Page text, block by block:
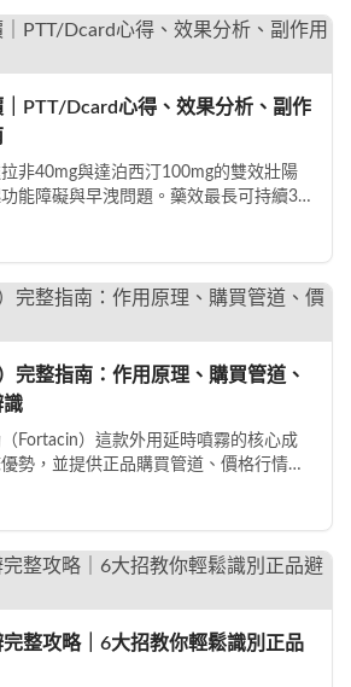
PTT/Dcard心得、效果分析、副作
非40mg與達泊西汀100mg的雙效壯陽
能障礙與早洩問題。藥效最長可持續36
完整指南：作用原理、購買管道、
識
Fortacin）這款外用延時噴霧的核心成
勢，並提供正品購買管道、價格行情比
整攻略｜6大招教你輕鬆識別正品